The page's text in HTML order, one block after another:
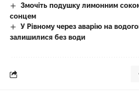
Змочіть подушку лимонним соком
сонцем
У Рівному через аварію на
залишилися без води